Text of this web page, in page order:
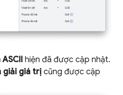
hiện đã được cập nhật.
giải giá trị cũng được cập